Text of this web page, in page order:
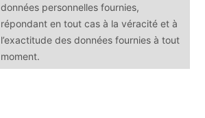
données personnelles fournies,
répondant en tout cas à la véracité et à
l’exactitude des données fournies à tout
moment.